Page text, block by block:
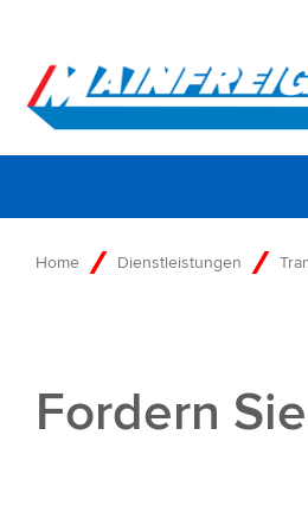
Go to Home
Home Dienstleistungen
Fordern